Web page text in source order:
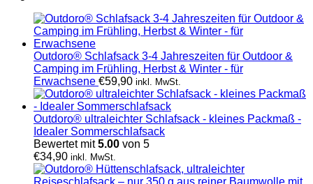
Outdoro® Schlafsack 3-4 Jahreszeiten für Outdoor &
Camping im Frühling, Herbst & Winter - für
Erwachsene €59,90 inkl. MwSt.
Outdoro® ultraleichter Schlafsack - kleines Packmaß -
Idealer Sommerschlafsack
Bewertet mit5.00 von 5
€34,90 inkl. MwSt.